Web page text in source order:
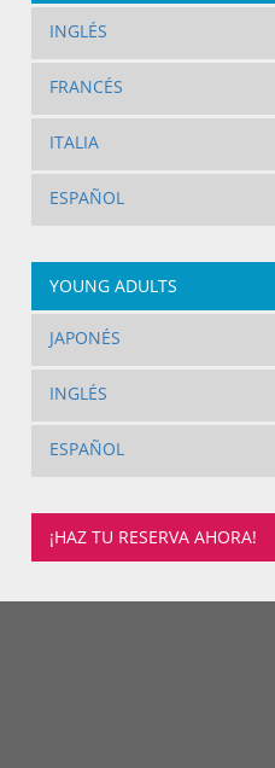
INGLÉS
FRANCÉS
ITALIA
ESPAÑOL
YOUNG ADULTS
JAPONÉS
INGLÉS
ESPAÑOL
¡HAZ TU RESERVA AHORA!